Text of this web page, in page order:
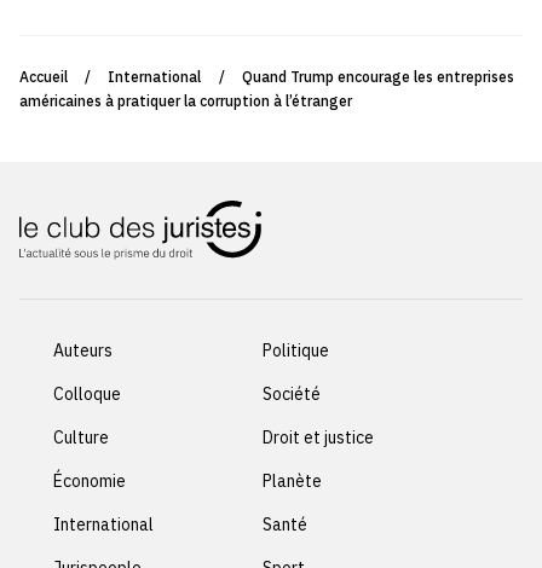
Accueil / International /
Quand Trump encourage les entreprises
américaines à pratiquer la corruption à l’étranger
Auteurs
Colloque
Culture
Économie
International
Politique
Société
Droit et justice
Planète
Santé